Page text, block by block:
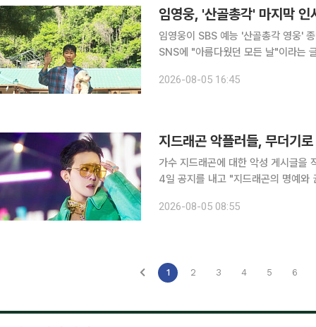
임영웅, '산골총각' 마지막
임영웅이 SBS 예능 '산골총각 영웅' 종영을 앞
SNS에 "아름다웠던 모든 날"이라는 글과 함께
모습이 담겼다. 게시물을 본
2026-08-05 16:45
지드래곤 악플러들, 무더기
가수 지드래곤에 대한 악성 게시글을 작성한 이들이
4일 공지를 내고 "지드래곤의 명예와
2026-08-05 08:55
1 2 3 4 5 6